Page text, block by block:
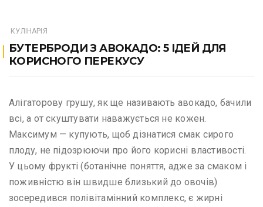
КУЛІНАРІЯ
БУТЕРБРОДИ З АВОКАДО: 5 ІДЕЙ ДЛЯ
КОРИСНОГО ПЕРЕКУСУ
Алігаторову грушу, як ще називають авокадо, бачили
всі, а от скуштувати наважується не кожен.
Максимум — купують, щоб дізнатися смак сирого
плоду, не підозрюючи про його корисні властивості.
У цьому фрукті (ботанічне поняття, адже за смаком і
поживністю він швидше близький до овочів)
зосередився полівітамінний комплекс, є жирні